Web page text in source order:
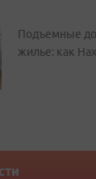
Подъемные
жилье: как